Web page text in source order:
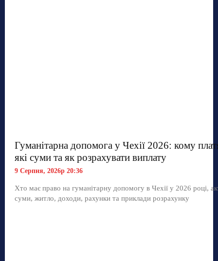
Гуманітарна допомога у Чехії 2026: кому
які суми та як розрахувати виплату
9 Серпня, 2026р 20:36
Хто має право на гуманітарну допомогу в Чехії у 2026 році,
суми, житло, доходи, рахунки та приклади розрахунку